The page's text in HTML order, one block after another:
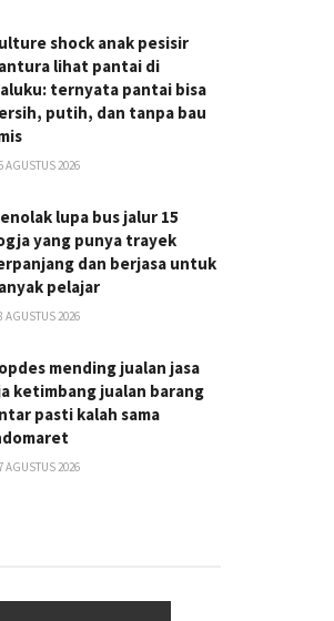
shock anak pesisir
lihat pantai di
ternyata pantai bisa
putih, dan tanpa bau
AGUSTUS 2026
lupa bus jalur 15
yang punya trayek
dan berjasa untuk
pelajar
AGUSTUS 2026
mending jualan jasa
ketimbang jualan barang
pasti kalah sama
AGUSTUS 2026